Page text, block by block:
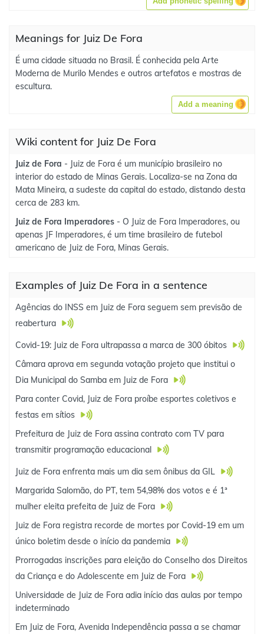
Meanings for Juiz De Fora
É uma cidade situada no Brasil. É conhecida pela Arte
Moderna de Murilo Mendes e outros artefatos e mostras de
escultura.
Add a meaning
Wiki content for Juiz De Fora
Juiz de Fora - Juiz de Fora é um município brasileiro no
interior do estado de Minas Gerais. Localiza-se na Zona da
Mata Mineira, a sudeste da capital do estado, distando desta
cerca de 283 km.
Juiz de Fora Imperadores - O Juiz de Fora Imperadores, ou
apenas JF Imperadores, é um time brasileiro de futebol
americano de Juiz de Fora, Minas Gerais.
Examples of Juiz De Fora in a sentence
Agências do INSS em Juiz de Fora seguem sem previsão de
reabertura
Covid-19: Juiz de Fora ultrapassa a marca de 300 óbitos
Câmara aprova em segunda votação projeto que institui o
Dia Municipal do Samba em Juiz de Fora
Para conter Covid, Juiz de Fora proíbe esportes coletivos e
festas em sítios
Prefeitura de Juiz de Fora assina contrato com TV para
transmitir programação educacional
Juiz de Fora enfrenta mais um dia sem ônibus da GIL
Margarida Salomão, do PT, tem 54,98% dos votos e é 1ª
mulher eleita prefeita de Juiz de Fora
Juiz de Fora registra recorde de mortes por Covid-19 em um
único boletim desde o início da pandemia
Prorrogadas inscrições para eleição do Conselho dos Direitos
da Criança e do Adolescente em Juiz de Fora
Universidade de Juiz de Fora adia início das aulas por tempo
indeterminado
Em Juiz de Fora, Avenida Independência passa a se chamar